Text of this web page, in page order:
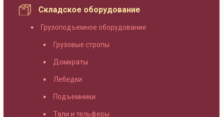
Складское оборудование
Грузоподъемное оборудование
Грузовые стропы
Домкраты
Лебедки
Подъемники
Тали и тельферы